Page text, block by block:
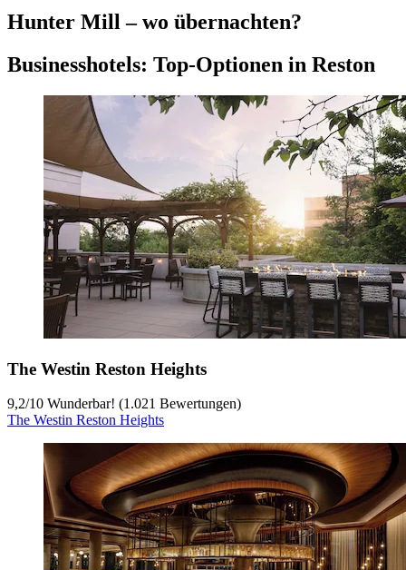
Hunter Mill – wo übernachten?
Businesshotels: Top-Optionen in Reston
The Westin Reston Heights
9,2/10 Wunderbar! (1.021 Bewertungen)
The Westin Reston Heights